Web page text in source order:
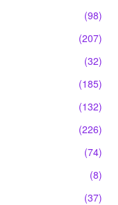
(98)
(207)
(32)
(185)
(132)
(226)
(74)
(8)
(37)